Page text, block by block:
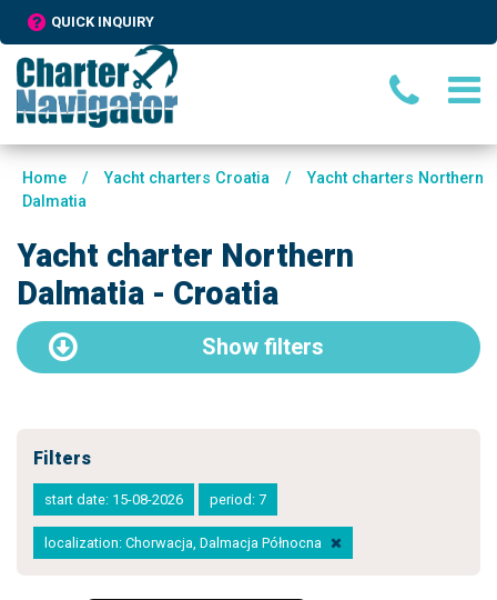
QUICK INQUIRY
Home / Yacht charters Croatia /
Yacht charters Northern
Dalmatia
Yacht charter Northern
Dalmatia - Croatia
Show filters
Filters
start date: 15-08-2026 period: 7
localization: Chorwacja, Dalmacja Północna